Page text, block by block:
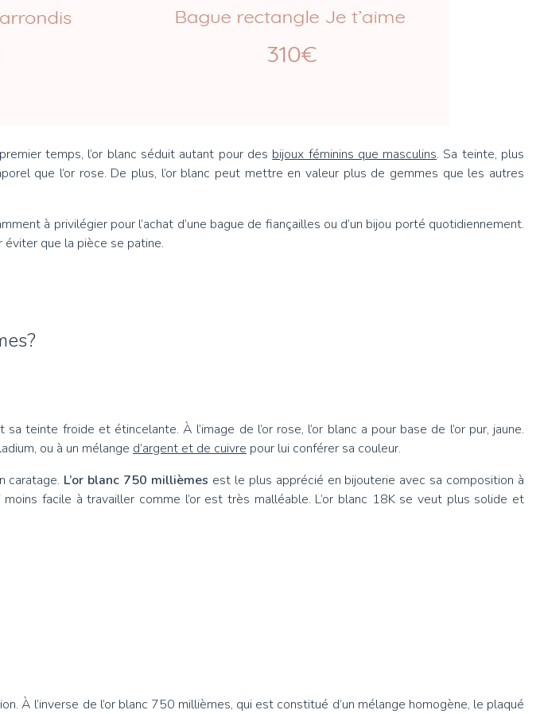
temps, l’or blanc séduit autant pour des bijoux féminins que masculins. Sa teinte, plus
que l’or rose. De plus, l’or blanc peut mettre en valeur plus de gemmes que les autres
à privilégier pour l’achat d’une bague de fiançailles ou d’un bijou porté quotidiennement.
éviter que la pièce se patine.
sa teinte froide et étincelante. À l’image de l’or rose, l’or blanc a pour base de l’or pur, jaune.
ou à un mélange d’argent et de cuivre pour lui conférer sa couleur.
caratage. L’or blanc 750 millièmes est le plus apprécié en bijouterie avec sa composition à
facile à travailler comme l’or est très malléable. L’or blanc 18K se veut plus solide et
À l’inverse de l’or blanc 750 millièmes, qui est constitué d’un mélange homogène, le plaqué